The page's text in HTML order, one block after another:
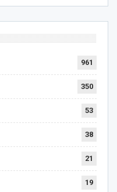
961
350
53
38
21
19